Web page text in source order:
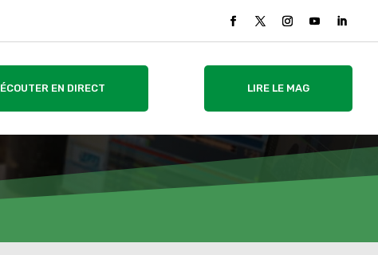
ÉCOUTER EN DIRECT LIRE LE MAG